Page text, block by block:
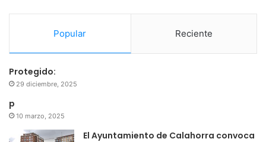
Popular Reciente
Protegido:
29 diciembre, 2025
p
10 marzo, 2025
El Ayuntamiento de Calahorra convoca